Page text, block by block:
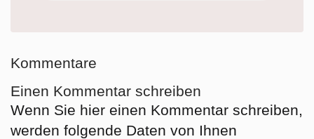
Kommentare
Einen Kommentar schreiben
Wenn Sie hier einen Kommentar schreiben,
werden folgende Daten von Ihnen